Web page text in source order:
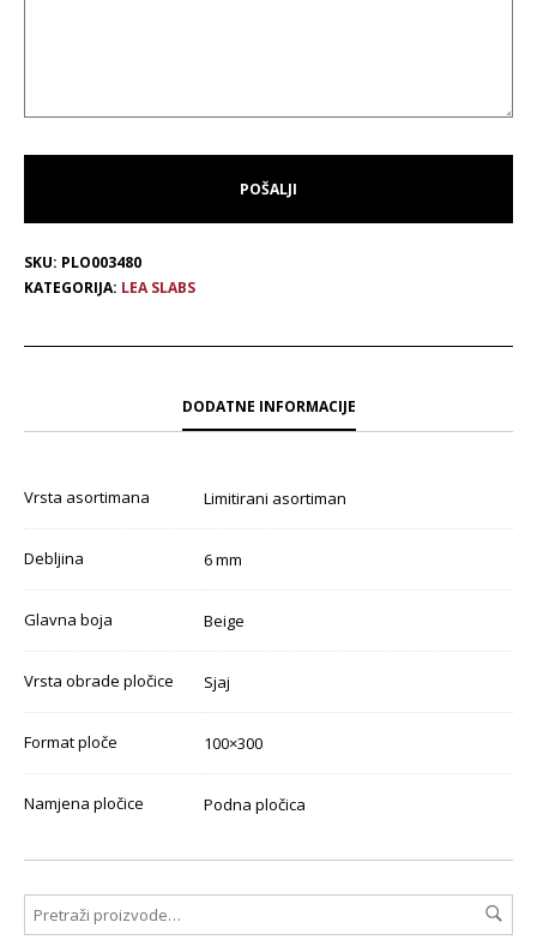
SKU: PLO003480
KATEGORIJA: LEA SLABS
DODATNE INFORMACIJE
Vrsta asortimana Limitirani asortiman
Debljina 6 mm
Glavna boja Beige
Vrsta obrade pločice Sjaj
Format ploče 100×300
Namjena pločice Podna pločica